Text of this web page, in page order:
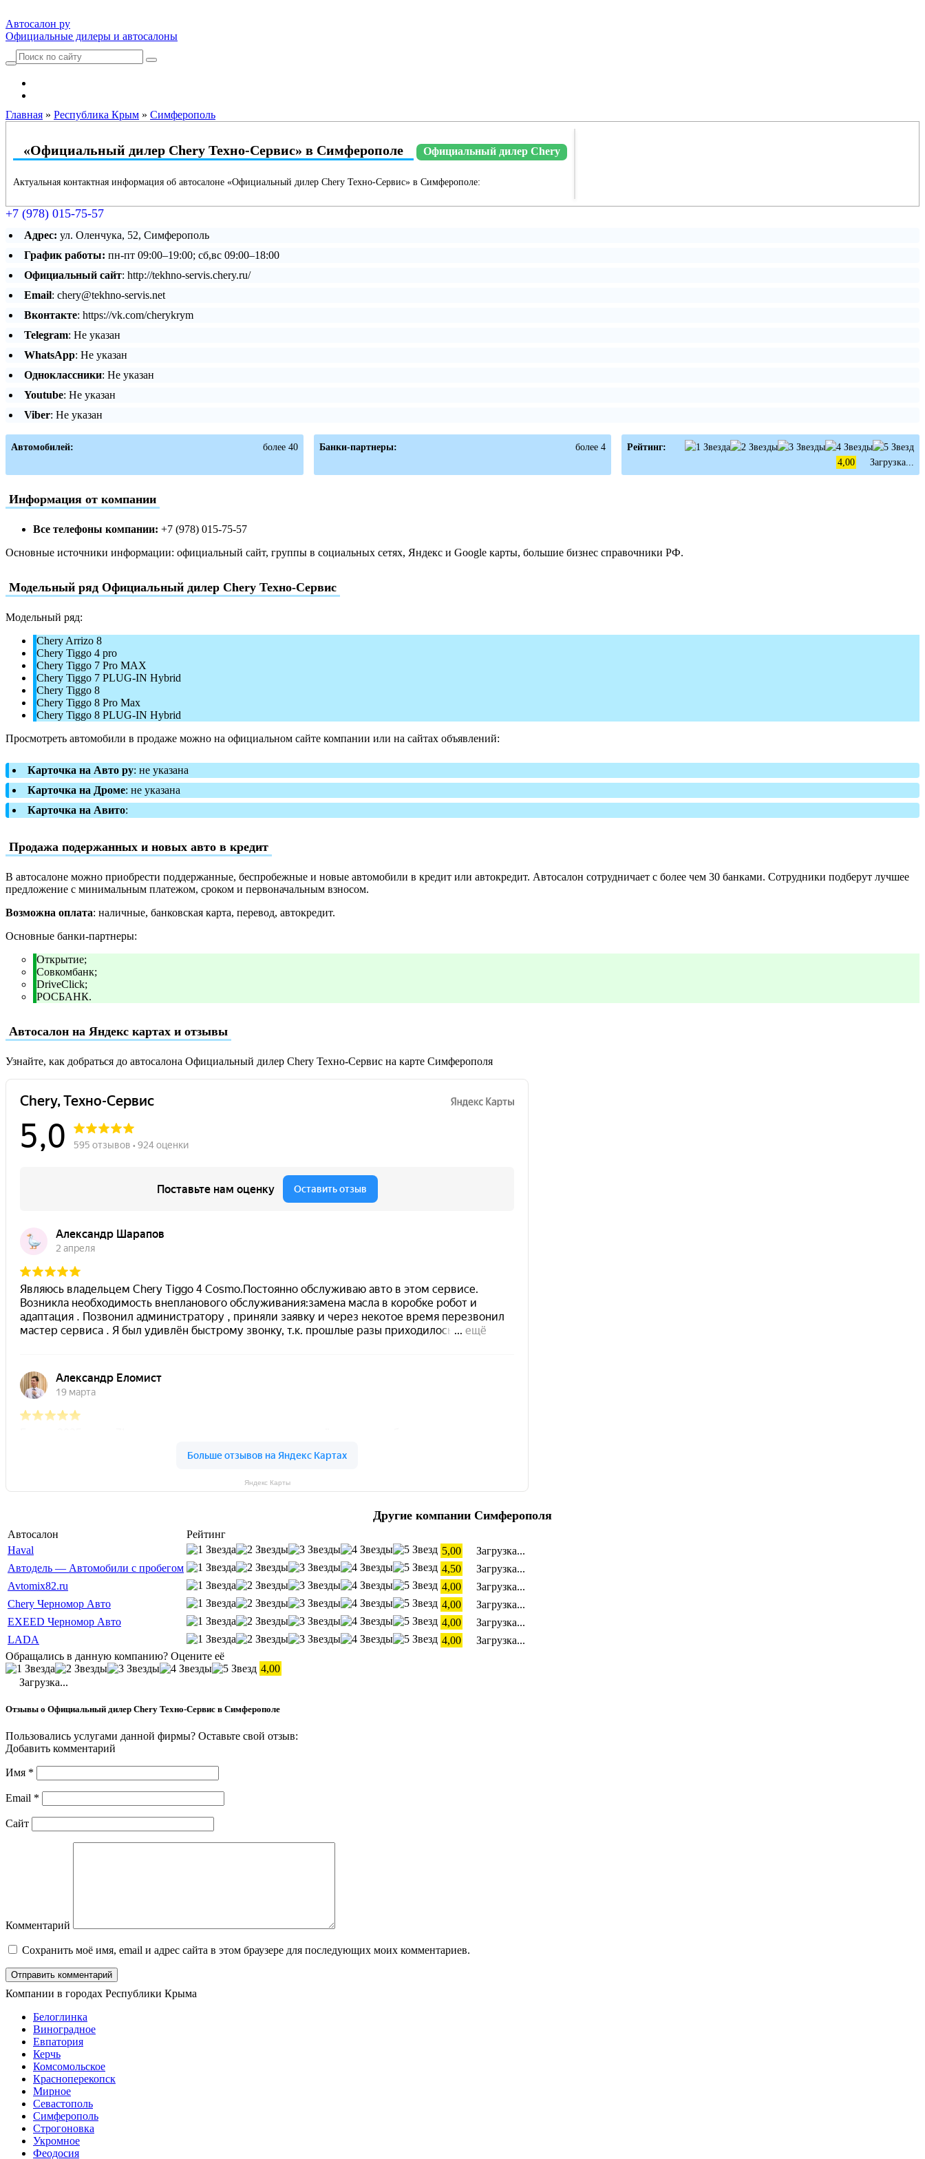
Автосалон ру
Официальные дилеры и автосалоны
Главная » Республика Крым » Симферополь
«Официальный дилер Chery Техно-Сервис» в Симферополе Официальный дилер Chery
Актуальная контактная информация об автосалоне «Официальный дилер Chery Техно-Сервис» в Симферополе:
+7 (978) 015-75-57
Адрес: ул. Оленчука, 52, Симферополь
График работы: пн-пт 09:00–19:00; сб,вс 09:00–18:00
Официальный сайт: http://tekhno-servis.chery.ru/
Email: chery@tekhno-servis.net
Вконтакте: https://vk.com/cherykrym
Telegram: Не указан
WhatsApp: Не указан
Одноклассники: Не указан
Youtube: Не указан
Viber: Не указан
Автомобилей: более 40 Банки-партнеры: более 4
Рейтинг:
4,00
Загрузка...
Информация от компании
Все телефоны компании: +7 (978) 015-75-57
Основные источники информации: официальный сайт, группы в социальных сетях, Яндекс и Google карты, большие бизнес справочники РФ.
Модельный ряд Официальный дилер Chery Техно-Сервис
Модельный ряд:
Chery Arrizo 8
Chery Tiggo 4 pro
Chery Tiggo 7 Pro MAX
Chery Tiggo 7 PLUG-IN Hybrid
Chery Tiggo 8
Chery Tiggo 8 Pro Max
Chery Tiggo 8 PLUG-IN Hybrid
Просмотреть автомобили в продаже можно на официальном сайте компании или на сайтах объявлений:
Карточка на Авто ру: не указана
Карточка на Дроме: не указана
Карточка на Авито:
Продажа подержанных и новых авто в кредит
В автосалоне можно приобрести поддержанные, беспробежные и новые автомобили в кредит или автокредит. Автосалон сотрудничает с более чем 30 банками. Сотрудники подберут лучшее
предложение с минимальным платежом, сроком и первоначальным взносом.
Возможна оплата: наличные, банковская карта, перевод, автокредит.
Основные банки-партнеры:
Открытие;
Совкомбанк;
DriveClick;
РОСБАНК.
Автосалон на Яндекс картах и отзывы
Узнайте, как добраться до автосалона Официальный дилер Chery Техно-Сервис на карте Симферополя
Яндекс Карты
Другие компании Симферополя
Автосалон
Рейтинг
Haval
5,00
Загрузка...
Автодель — Автомобили с пробегом
4,50
Загрузка...
Avtomix82.ru
4,00
Загрузка...
Chery Черномор Авто
4,00
Загрузка...
EXEED Черномор Авто
4,00
Загрузка...
LADA
4,00
Загрузка...
Обращались в данную компанию? Оцените её
4,00
Загрузка...
Отзывы о Официальный дилер Chery Техно-Сервис в Симферополе
Пользовались услугами данной фирмы? Оставьте свой отзыв:
Добавить комментарий
Имя *
Email *
Сайт
Комментарий
Сохранить моё имя, email и адрес сайта в этом браузере для последующих моих комментариев.
Компании в городах Республики Крыма
Белоглинка
Виноградное
Евпатория
Керчь
Комсомольское
Красноперекопск
Мирное
Севастополь
Симферополь
Строгоновка
Укромное
Феодосия